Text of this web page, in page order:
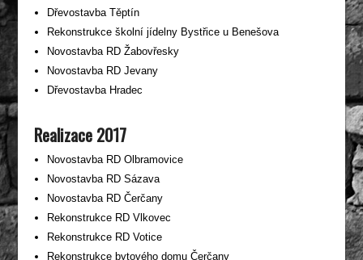
Dřevostavba Těptín
Rekonstrukce školní jídelny Bystřice u Benešova
Novostavba RD Žabovřesky
Novostavba RD Jevany
Dřevostavba Hradec
Realizace 2017
Novostavba RD Olbramovice
Novostavba RD Sázava
Novostavba RD Čerčany
Rekonstrukce RD Vlkovec
Rekonstrukce RD Votice
Rekonstrukce bytového domu Čerčany